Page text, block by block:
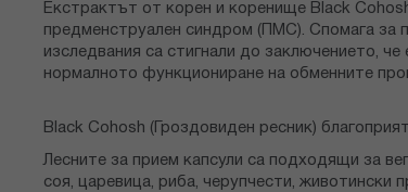
Екстрактът от корен и коренище Black
предменструален синдром (ПМС). Спомага за
изследвания са стигнали до заключението,
нормалното функциониране на обменните
Black Cohosh (Гроздовиден ресник)
Лесните за прием капсули са подходящи за
соя, царевица, риба, черупчести, животински